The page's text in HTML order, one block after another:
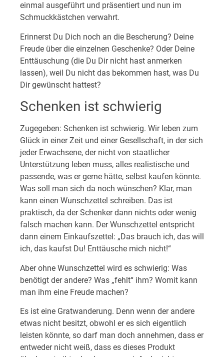
einmal ausgeführt und präsentiert und nun im
Schmuckkästchen verwahrt.
Erinnerst Du Dich noch an die Bescherung? Deine
Freude über die einzelnen Geschenke? Oder Deine
Enttäuschung (die Du Dir nicht hast anmerken
lassen), weil Du nicht das bekommen hast, was Du
Dir gewünscht hattest?
Schenken ist schwierig
Zugegeben: Schenken ist schwierig. Wir leben zum
Glück in einer Zeit und einer Gesellschaft, in der sich
jeder Erwachsene, der nicht von staatlicher
Unterstützung leben muss, alles realistische und
passende, was er gerne hätte, selbst kaufen könnte.
Was soll man sich da noch wünschen? Klar, man
kann einen Wunschzettel schreiben. Das ist
praktisch, da der Schenker dann nichts oder wenig
falsch machen kann. Der Wunschzettel entspricht
dann einem Einkaufszettel: „Das brauch ich, das will
ich, das kaufst Du! Enttäusche mich nicht!“
Aber ohne Wunschzettel wird es schwierig: Was
benötigt der andere? Was „fehlt“ ihm? Womit kann
man ihm eine Freude machen?
Es ist eine Gratwanderung. Denn wenn der andere
etwas nicht besitzt, obwohl er es sich eigentlich
leisten könnte, so darf man doch annehmen, dass er
entweder nicht weiß, dass es dieses Produkt